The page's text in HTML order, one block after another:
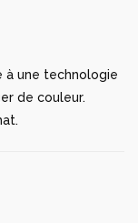
à une technologie
de couleur.